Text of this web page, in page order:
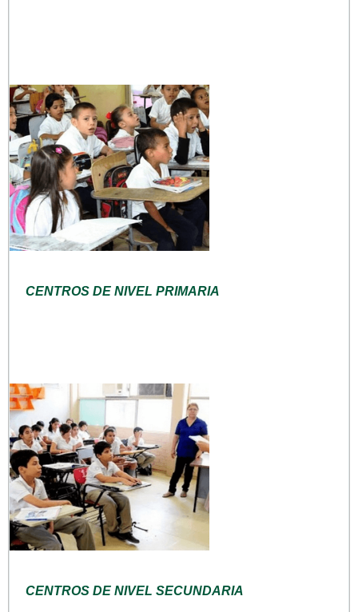
CENTROS DE NIVEL PRIMARIA
CENTROS DE NIVEL SECUNDARIA